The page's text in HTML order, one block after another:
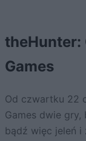
theHunter:
Games
Od czwartku 22
Games dwie gry,
bądź więc jeleń i